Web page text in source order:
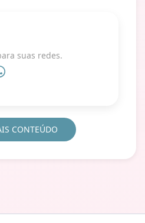
suas redes.
CONTEÚDO